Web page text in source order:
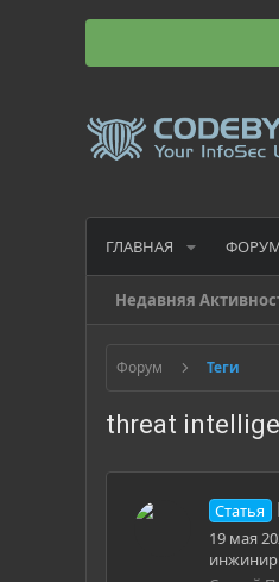
ГЛАВНАЯ
Недавняя
Форум Теги
threat
Статья
19 мая